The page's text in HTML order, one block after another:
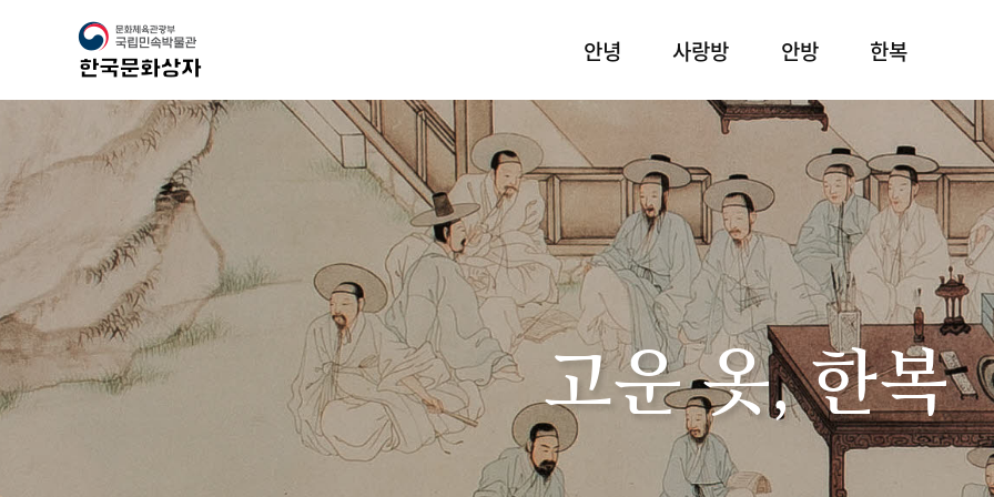
안녕 사랑방 안방 한복
고운 옷, 한복